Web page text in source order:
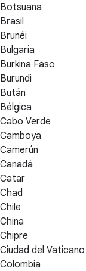
Botsuana
Brasil
Brunéi
Bulgaria
Burkina Faso
Burundi
Bután
Bélgica
Cabo Verde
Camboya
Camerún
Canadá
Catar
Chad
Chile
China
Chipre
Ciudad del Vaticano
Colombia